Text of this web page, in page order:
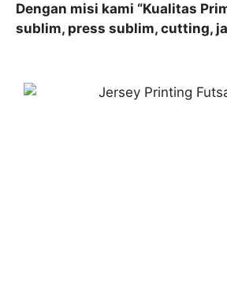
Dengan misi kami “Kualitas
sublim, press sublim, cutting,